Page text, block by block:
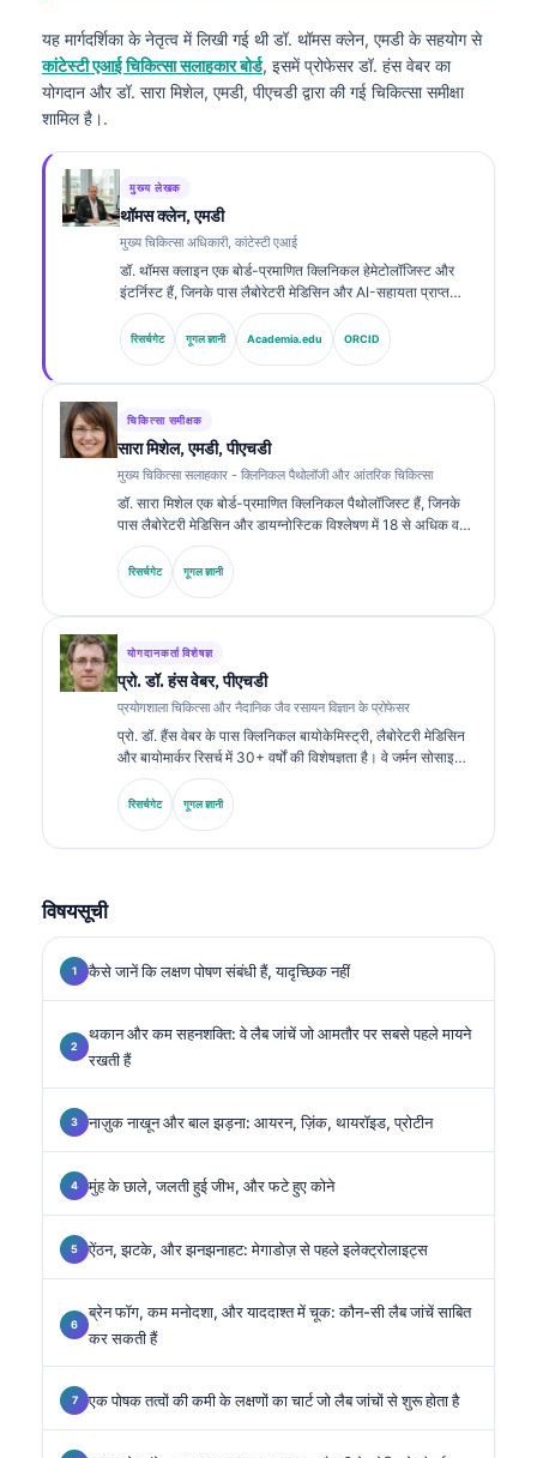
यह मार्गदर्शिका के नेतृत्व में लिखी गई थीडॉ. थॉमस क्लेन, एमडीके सहयोग से
कांटेस्टी एआई चिकित्सा सलाहकार बोर्ड, इसमें प्रोफेसर डॉ. हंस वेबर का
योगदान और डॉ. सारा मिशेल, एमडी, पीएचडी द्वारा की गई चिकित्सा समीक्षा
शामिल है।.
मुख्य लेखक
थॉमस क्लेन, एमडी
मुख्य चिकित्सा अधिकारी, कांटेस्टी एआई
डॉ. थॉमस क्लाइन एक बोर्ड-प्रमाणित क्लिनिकल हेमेटोलॉजिस्ट और
इंटर्निस्ट हैं, जिनके पास लैबोरेटरी मेडिसिन और AI-सहायता प्राप्त
क्लिनिकल विश्लेषण में 15 से अधिक वर्षों का अनुभव है। Kantesti AI
में मुख्य चिकित्सा अधिकारी के रूप में, वे स्वामित्व वाले न्यूरल नेटवर्क की
चिकित्सा सटीकता पर क्लिनिकल पर्यवेक्षण प्रदान करते हैं। डॉ. क्लाइन
रिसर्चगेट गूगल ज्ञानी Academia.edu ORCID
चिकित्सा समीक्षक
सारा मिशेल, एमडी, पीएचडी
मुख्य चिकित्सा सलाहकार - क्लिनिकल पैथोलॉजी और आंतरिक चिकित्सा
डॉ. सारा मिशेल एक बोर्ड-प्रमाणित क्लिनिकल पैथोलॉजिस्ट हैं, जिनके
पास लैबोरेटरी मेडिसिन और डायग्नोस्टिक विश्लेषण में 18 से अधिक वर्षों
का अनुभव है। उनके पास क्लिनिकल केमिस्ट्री में विशेष प्रमाणपत्र हैं
और उन्होंने क्लिनिकल प्रैक्टिस में बायोमार्कर पैनल तथा लैबोरेटरी
विश्लेषण पर व्यापक रूप से प्रकाशन किया है।.
रिसर्चगेट गूगल ज्ञानी
योगदानकर्ता विशेषज्ञ
प्रो. डॉ. हंस वेबर, पीएचडी
प्रयोगशाला चिकित्सा और नैदानिक जैव रसायन विज्ञान के प्रोफेसर
प्रो. डॉ. हैंस वेबर के पास क्लिनिकल बायोकेमिस्ट्री, लैबोरेटरी मेडिसिन
और बायोमार्कर रिसर्च में 30+ वर्षों की विशेषज्ञता है। वे जर्मन सोसाइटी
फॉर क्लिनिकल केमिस्ट्री के पूर्व अध्यक्ष रहे हैं। वे डायग्नोस्टिक पैनल
विश्लेषण, बायोमार्कर मानकीकरण और एआई-सहायता प्राप्त लैबोरेटरी
मेडिसिन में विशेषज्ञता रखते हैं।.
रिसर्चगेट गूगल ज्ञानी
विषयसूची
कैसे जानें कि लक्षण पोषण संबंधी हैं, यादृच्छिक नहीं
थकान और कम सहनशक्ति: वे लैब जांचें जो आमतौर पर सबसे पहले मायने
रखती हैं
नाज़ुक नाखून और बाल झड़ना: आयरन, ज़िंक, थायरॉइड, प्रोटीन
मुंह के छाले, जलती हुई जीभ, और फटे हुए कोने
ऐंठन, झटके, और झनझनाहट: मेगाडोज़ से पहले इलेक्ट्रोलाइट्स
ब्रेन फॉग, कम मनोदशा, और याददाश्त में चूक: कौन-सी लैब जांचें साबित
कर सकती हैं
एक पोषक तत्वों की कमी के लक्षणों का चार्ट जो लैब जांचों से शुरू होता है